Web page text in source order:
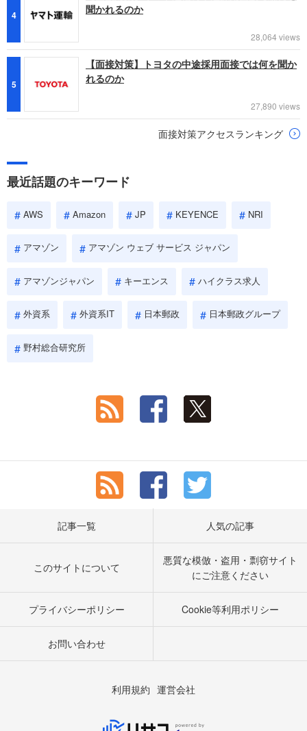
4
聞かれるのか
28,064 views
5
【面接対策】トヨタの中途採用面接では何を聞か
れるのか
27,890 views
面接対策アクセスランキング
最近話題のキーワード
AWS Amazon JP KEYENCE NRI
アマゾン アマゾン ウェブ サービス ジャパン
アマゾンジャパン キーエンス ハイクラス求人
外資系 外資系IT 日本郵政 日本郵政グループ
野村総合研究所
記事一覧 人気の記事
このサイトについて
悪質な模倣・盗用・剽窃サイト
にご注意ください
プライバシーポリシー Cookie等利用ポリシー
お問い合わせ
利用規約 運営会社